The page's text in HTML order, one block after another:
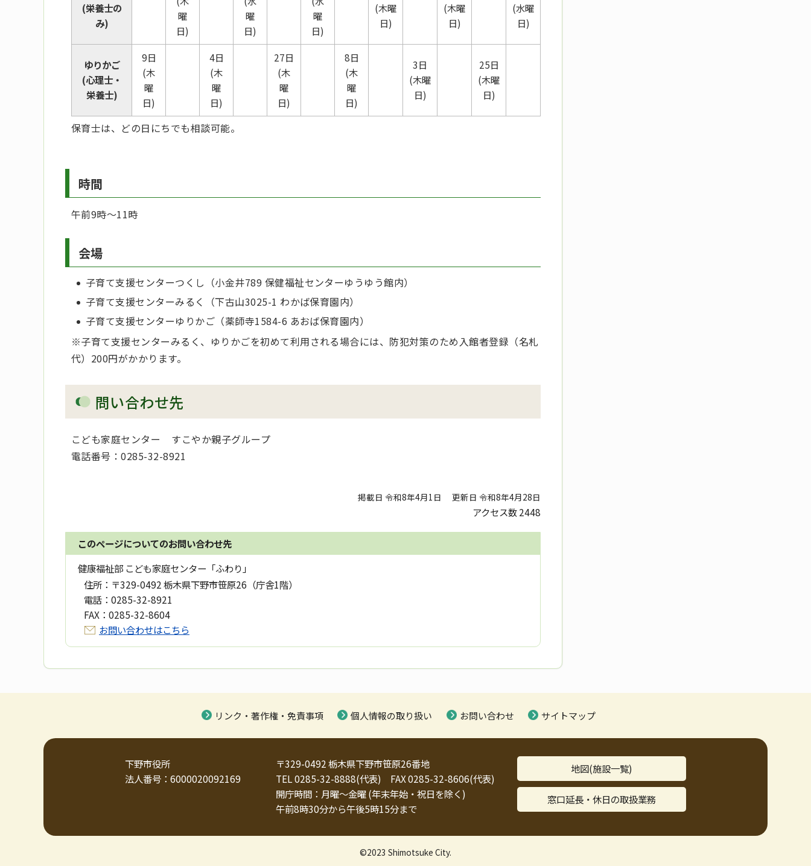
(栄養士の
み)
曜
日)
曜
日)
曜
日)
(木曜
日)
(木曜
日)
(水曜
日)
ゆりかご
(心理士・
栄養士)
9日
(木
曜
日)
4日
(木
曜
日)
27日
(木
曜
日)
8日
(木
曜
日)
3日
(木曜
日)
25日
(木曜
日)
保育士は、どの日にちでも相談可能。
時間
午前9時～11時
会場
子育て支援センターつくし（小金井789 保健福祉センターゆうゆう館内）
子育て支援センターみるく（下古山3025-1 わかば保育園内）
子育て支援センターゆりかご（薬師寺1584-6 あおば保育園内）
※子育て支援センターみるく、ゆりかごを初めて利用される場合には、防犯対策のため入館者登録（名札
代）200円がかかります。
問い合わせ先
こども家庭センター すこやか親子グループ
電話番号：0285-32-8921
掲載日 令和8年4月1日 更新日 令和8年4月28日
アクセス数2448
このページについてのお問い合わせ先
健康福祉部 こども家庭センター「ふわり」
住所： 〒329-0492 栃木県下野市笹原26（庁舎1階）
電話： 0285-32-8921
FAX： 0285-32-8604
お問い合わせはこちら
リンク・著作権・免責事項 個人情報の取り扱い お問い合わせ サイトマップ
下野市役所
法人番号：6000020092169
〒329-0492 栃木県下野市笹原26番地
TEL 0285-32-8888(代表) FAX 0285-32-8606(代表)
開庁時間：月曜～金曜 (年末年始・祝日を除く)
午前8時30分から午後5時15分まで
地図(施設一覧)
窓口延長・休日の取扱業務
©2023 Shimotsuke City.